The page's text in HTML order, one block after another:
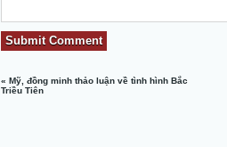
«Mỹ, đồng minh thảo luận về tình hình Bắc
Triều Tiên